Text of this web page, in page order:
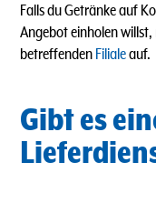
Falls du Getränke auf
Angebot einholen
betreffenden Filialeauf.
Gibt es